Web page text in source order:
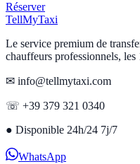
Réserver
TellMyTaxi
Le service premium de
chauffeurs professionnels,
✉ info@tellmytaxi.com
☏ +39 379 321 0340
● Disponible 24h/24 7j/7
WhatsApp